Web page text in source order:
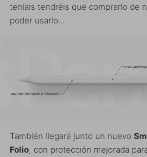
teníais tendréis que comprarlo de
poder usarlo…
También llegará junto un nuevo
Folio, con protección mejorada